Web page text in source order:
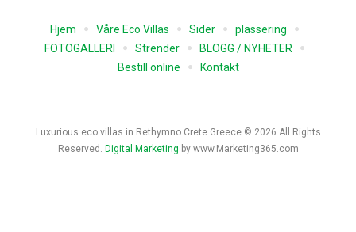
Hjem Våre Eco Villas Sider
plassering
FOTOGALLERI
Strender
BLOGG / NYHETER
Bestill online
Kontakt
Luxurious eco villas in Rethymno Crete Greece © 2026 All Rights
Reserved. Digital Marketing by www.Marketing365.com